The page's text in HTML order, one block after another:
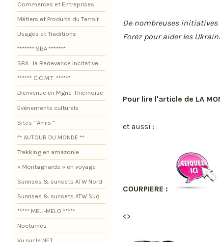
De nombreuses
Forez pour aider les
Pour lire l'article de LA
et aussi :
COURPIERE :
<>
Commerces et Entreprises
Métiers et Produits du Terroir
Usages et Traditions
******* SBA *******
SBA : la Redevance Incitative
****** C.C.M.T. ******
Bienvenue en Mgne-Thiernoise
Evénements culturels
Sites " Amis "
** AUTOUR DU MONDE **
Trekking en amazonie
« Montagnards » en voyage
Sunrises & sunsets ATW Nord
Sunrises & sunsets ATW Sud
***** MELI-MELO *****
Nocturnes
Vu sur le NET